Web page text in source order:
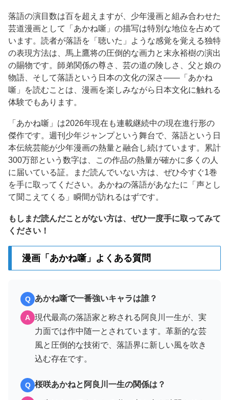
落語の演目数は百を超えますが、少年漫画と組み合わせた
芸道漫画として「あかね噺」の描写は特別な地位を占めて
います。読者が落語を「聴いた」ような感覚を覚える独特
の表現方法は、馬上鷹将の圧倒的な画力と末永裕樹の演出
の賜物です。師弟関係の尊さ、芸の道の険しさ、父と娘の
物語、そして落語という日本の文化の深さ——「あかね
噺」を読むことは、漫画を楽しみながら日本文化に触れる
体験でもあります。
「あかね噺」は2026年現在も連載継続中の現在進行形の
傑作です。週刊少年ジャンプという舞台で、落語という日
本伝統芸能が少年漫画の熱量と融合し続けています。累計
300万部という数字は、この作品の熱量が確かに多くの人
に届いている証。まだ読んでいない方は、ぜひ今すぐ1巻
を手に取ってください。あかねの落語があなたに「声とし
て聞こえてくる」瞬間が訪れるはずです。
もしまだ読んだことがない方は、ぜひ一度手に取ってみて
ください！
漫画「あかね噺」よくある質問
Q あかね噺で一番強いキャラは誰？
A 現代最高の落語家と称される阿良川一生が、実
力面では作中随一とされています。革新的な芸
風と圧倒的な技術で、落語界に新しい風を吹き
込む存在です。
Q 桜咲あかねと阿良川一生の関係は？